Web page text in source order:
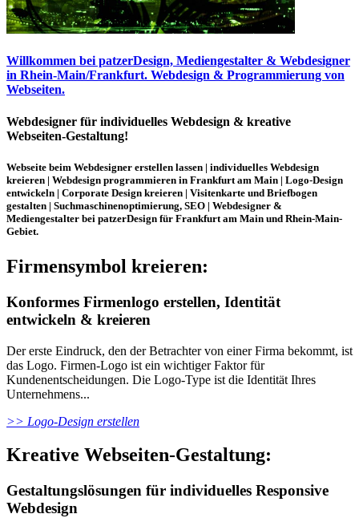
Willkommen bei patzerDesign, Mediengestalter & Webdesigner
in Rhein-Main/Frankfurt. Webdesign & Programmierung von
Webseiten.
Webdesigner für individuelles Webdesign & kreative
Webseiten-Gestaltung!
Webseite beim Webdesigner erstellen lassen | individuelles Webdesign
kreieren | Webdesign programmieren in Frankfurt am Main | Logo-Design
entwickeln | Corporate Design kreieren | Visitenkarte und Briefbogen
gestalten | Suchmaschinenoptimierung, SEO | Webdesigner &
Mediengestalter bei patzerDesign für Frankfurt am Main und Rhein-Main-
Gebiet.
Firmensymbol kreieren:
Konformes Firmenlogo erstellen, Identität
entwickeln & kreieren
Der erste Eindruck, den der Betrachter von einer Firma bekommt, ist
das Logo. Firmen-Logo ist ein wichtiger Faktor für
Kundenentscheidungen. Die Logo-Type ist die Identität Ihres
Unternehmens...
>> Logo-Design erstellen
Kreative Webseiten-Gestaltung:
Gestaltungslösungen für individuelles Responsive
Webdesign